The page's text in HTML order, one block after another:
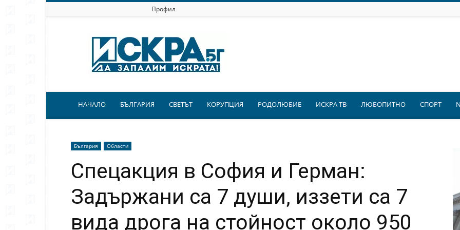
Профил
Искра.бг
НАЧАЛО БЪЛГАРИЯ СВЕТЪТ КОРУПЦИЯ РОДОЛЮБИЕ ИСКРА ТВ ЛЮБОПИТНО СПОРТ
България Области
Спецакция в София и Герман:
Задържани са 7 души, иззети са 7
вида дрога на стойност около 950